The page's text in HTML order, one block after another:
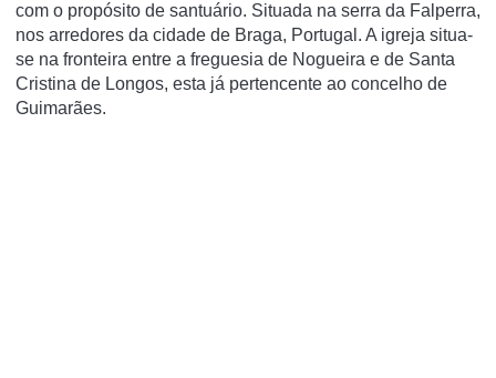
com o propósito de santuário. Situada na serra da Falperra,
nos arredores da cidade de Braga, Portugal. A igreja situa-
se na fronteira entre a freguesia de Nogueira e de Santa
Cristina de Longos, esta já pertencente ao concelho de
Guimarães.